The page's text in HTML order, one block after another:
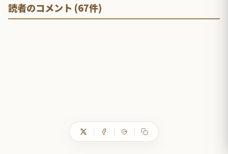
読者のコメント (67件)